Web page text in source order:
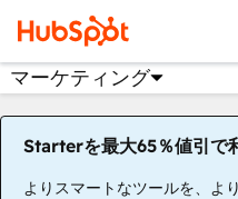
マーケティング
Starterを最大65％値引で
よりスマートなツールを、よ